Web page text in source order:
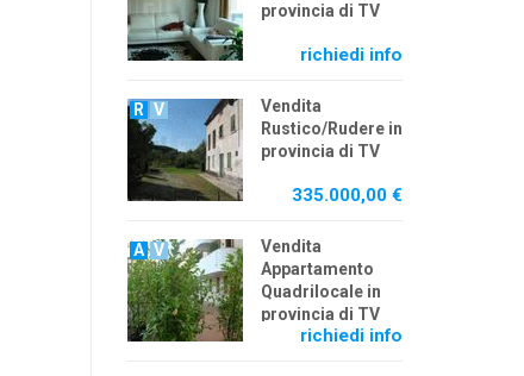
provincia di TV
richiedi info
R V
Vendita
Rustico/Rudere in
provincia di TV
335.000,00 €
A V
Vendita
Appartamento
Quadrilocale in
provincia di TV
richiedi info